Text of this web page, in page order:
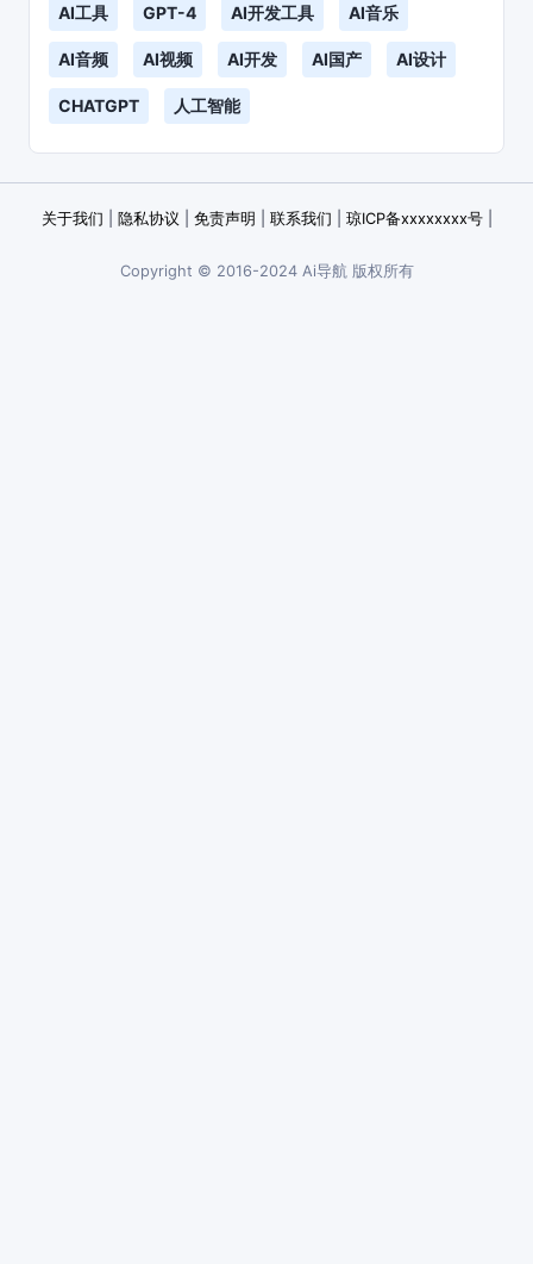
AI工具 GPT-4 AI开发工具 AI音乐
AI音频 AI视频 AI开发 AI国产 AI设计
CHATGPT 人工智能
关于我们 隐私协议 免责声明 联系我们 琼ICP备xxxxxxxx号|
Copyright © 2016-2024 Ai导航 版权所有